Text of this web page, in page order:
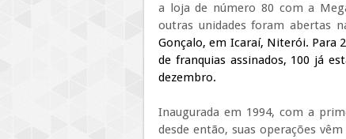
a loja de número 80 com a
outras unidades foram abertas
Gonçalo, em Icaraí, Niterói. Para
de franquias assinados, 100 já
dezembro.
Inaugurada em 1994, com a
desde então, suas operações